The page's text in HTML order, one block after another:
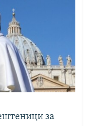
за